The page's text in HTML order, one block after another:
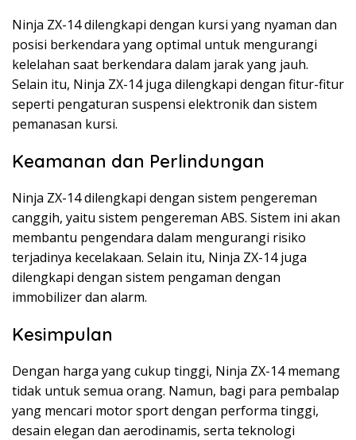
Ninja ZX-14 dilengkapi dengan kursi yang nyaman dan
posisi berkendara yang optimal untuk mengurangi
kelelahan saat berkendara dalam jarak yang jauh.
Selain itu, Ninja ZX-14 juga dilengkapi dengan fitur-fitur
seperti pengaturan suspensi elektronik dan sistem
pemanasan kursi.
Keamanan dan Perlindungan
Ninja ZX-14 dilengkapi dengan sistem pengereman
canggih, yaitu sistem pengereman ABS. Sistem ini akan
membantu pengendara dalam mengurangi risiko
terjadinya kecelakaan. Selain itu, Ninja ZX-14 juga
dilengkapi dengan sistem pengaman dengan
immobilizer dan alarm.
Kesimpulan
Dengan harga yang cukup tinggi, Ninja ZX-14 memang
tidak untuk semua orang. Namun, bagi para pembalap
yang mencari motor sport dengan performa tinggi,
desain elegan dan aerodinamis, serta teknologi